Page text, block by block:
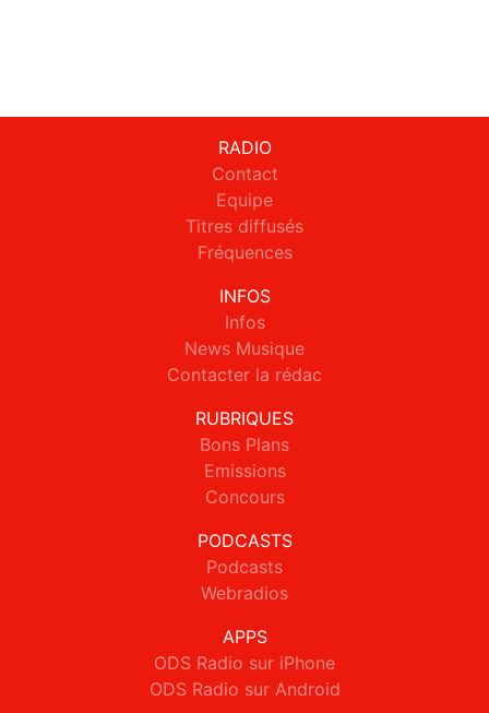
RADIO
Contact
Equipe
Titres diffusés
Fréquences
INFOS
Infos
News Musique
Contacter la rédac
RUBRIQUES
Bons Plans
Emissions
Concours
PODCASTS
Podcasts
Webradios
APPS
ODS Radio sur iPhone
ODS Radio sur Android